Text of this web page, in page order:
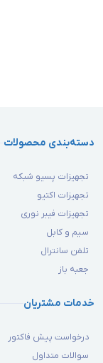
دسته‌بندی محصولات
تجهیزات پسیو شبکه
تجهیزات اکتیو
تجهیزات فیبر نوری
سیم و کابل
تلفن سانترال
جعبه باز
خدمات مشتریان
درخواست پیش فاکتور
سوالات متداول